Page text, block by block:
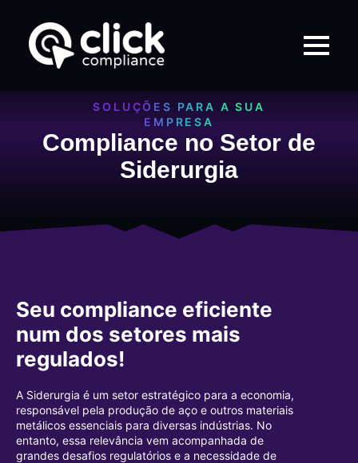
SOLUÇÕES PARA A SUA
EMPRESA
Compliance no Setor de
Siderurgia
Seu compliance eficiente
num dos setores mais
regulados!
A Siderurgia é um setor estratégico para a economia,
responsável pela produção de aço e outros materiais
metálicos essenciais para diversas indústrias. No
entanto, essa relevância vem acompanhada de
grandes desafios regulatórios e a necessidade de